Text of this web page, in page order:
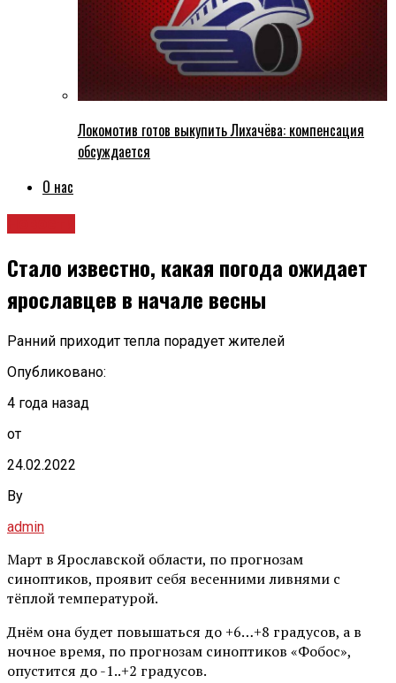
Локомотив готов выкупить Лихачёва: компенсация
обсуждается
О нас
Стало известно, какая погода ожидает
ярославцев в начале весны
Ранний приходит тепла порадует жителей
Опубликовано:
4 года назад
от
24.02.2022
By
admin
Март в Ярославской области, по прогнозам
синоптиков, проявит себя весенними ливнями с
тёплой температурой.
Днём она будет повышаться до +6…+8 градусов, а в
ночное время, по прогнозам синоптиков «Фобос»,
опустится до -1..+2 градусов.